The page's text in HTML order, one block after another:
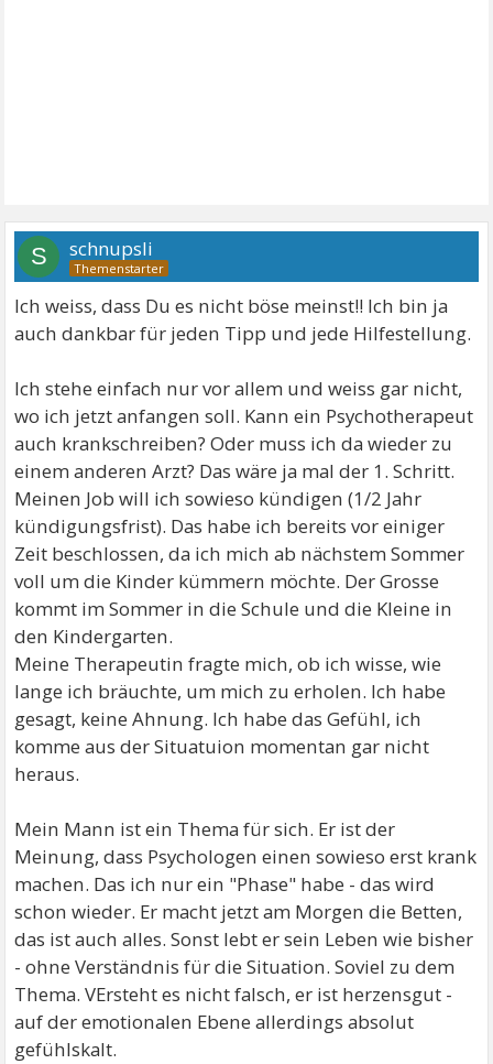
S schnupsli
Ich weiss, dass Du es nicht böse meinst!! Ich bin ja
auch dankbar für jeden Tipp und jede Hilfestellung.
Ich stehe einfach nur vor allem und weiss gar nicht,
wo ich jetzt anfangen soll. Kann ein Psychotherapeut
auch krankschreiben? Oder muss ich da wieder zu
einem anderen Arzt? Das wäre ja mal der 1. Schritt.
Meinen Job will ich sowieso kündigen (1/2 Jahr
kündigungsfrist). Das habe ich bereits vor einiger
Zeit beschlossen, da ich mich ab nächstem Sommer
voll um die Kinder kümmern möchte. Der Grosse
kommt im Sommer in die Schule und die Kleine in
den Kindergarten.
Meine Therapeutin fragte mich, ob ich wisse, wie
lange ich bräuchte, um mich zu erholen. Ich habe
gesagt, keine Ahnung. Ich habe das Gefühl, ich
komme aus der Situatuion momentan gar nicht
heraus.
Mein Mann ist ein Thema für sich. Er ist der
Meinung, dass Psychologen einen sowieso erst krank
machen. Das ich nur ein "Phase" habe - das wird
schon wieder. Er macht jetzt am Morgen die Betten,
das ist auch alles. Sonst lebt er sein Leben wie bisher
- ohne Verständnis für die Situation. Soviel zu dem
Thema. VErsteht es nicht falsch, er ist herzensgut -
auf der emotionalen Ebene allerdings absolut
gefühlskalt.